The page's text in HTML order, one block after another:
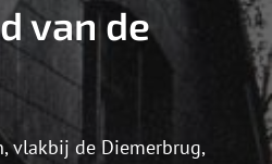
van de
vlakbij de Diemerbrug,